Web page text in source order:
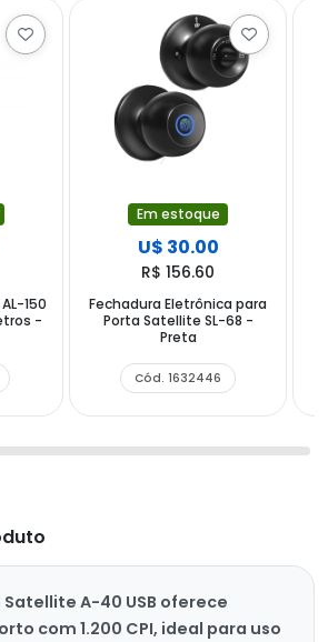
150
-
Em estoque
U$ 30.00
R$ 156.60
Fechadura Eletrônica para
Porta Satellite SL-68 -
Preta
Cód. 1632446
A-40 USB oferece
com 1.200 CPI, ideal para uso